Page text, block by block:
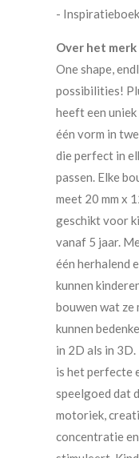
-
Over het merk
One shape,
possibilities!
heeft een
één vorm in
die perfect in
passen. Elke
meet 20 mm x
geschikt voor
vanaf 5 jaar.
één herhalend
kunnen
bouwen wat ze
kunnen
in 2D als in
is het perfecte
speelgoed dat
motoriek,
concentratie